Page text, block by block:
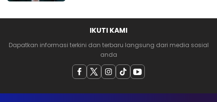
IKUTI KAMI
Dapatkan informasi terkini dan terbaru langsung dari media sosial
anda